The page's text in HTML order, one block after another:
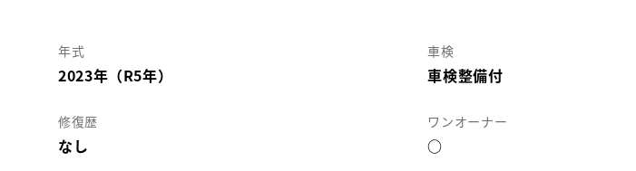
年式
2023年（R5年）
車検
車検整備付
修復歴
なし
ワンオーナー
○